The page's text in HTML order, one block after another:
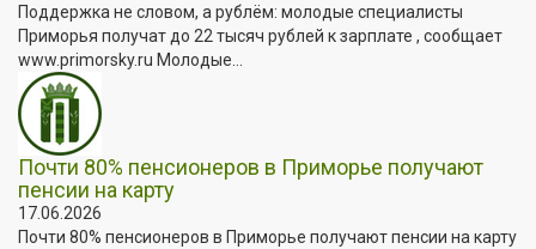
Поддержка не словом, а рублём: молодые специалисты
Приморья получат до 22 тысяч рублей к зарплате , сообщает
www.primorsky.ru Молодые...
Почти 80% пенсионеров в Приморье получают
пенсии на карту
17.06.2026
Почти 80% пенсионеров в Приморье получают пенсии на карту